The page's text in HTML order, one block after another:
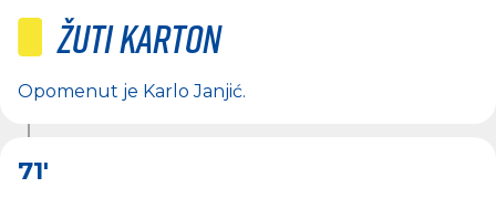
Žuti karton
Opomenut je Karlo Janjić.
71'